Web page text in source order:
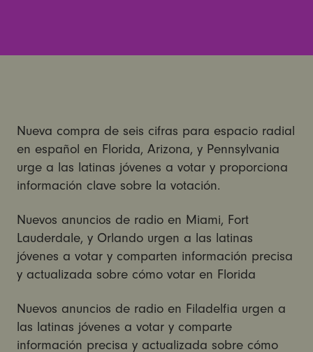
Nueva compra de seis cifras para espacio radial
en español en Florida, Arizona, y Pennsylvania
urge a las latinas jóvenes a votar y proporciona
información clave sobre la votación.
Nuevos anuncios de radio en Miami, Fort
Lauderdale, y Orlando urgen a las latinas
jóvenes a votar y comparten información precisa
y actualizada sobre cómo votar en Florida
Nuevos anuncios de radio en Filadelfia urgen a
las latinas jóvenes a votar y comparte
información precisa y actualizada sobre cómo